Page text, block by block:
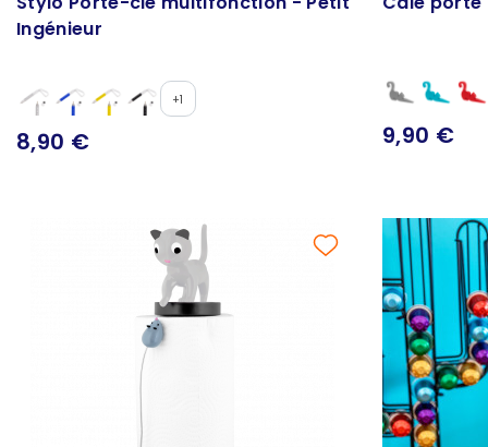
Ingénieur
+1
8,90 € 9,90 €